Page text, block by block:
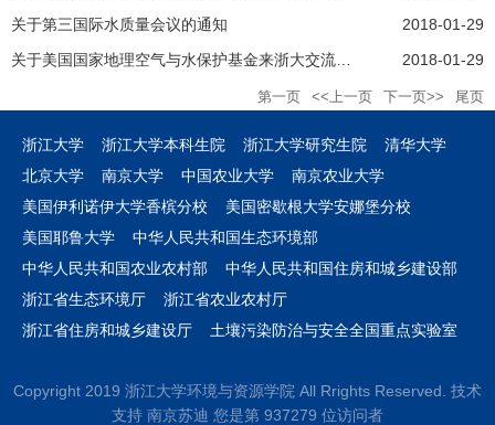
关于第三国际水质量会议的通知
2018-01-29
关于美国国家地理空气与水保护基金来浙大交流的通知
2018-01-29
第一页 <<上一页 下一页>> 尾页
浙江大学 浙江大学本科生院 浙江大学研究生院
清华大学
北京大学
南京大学 中国农业大学
南京农业大学
美国伊利诺伊大学香槟分校
美国密歇根大学安娜堡分校
美国耶鲁大学
中华人民共和国生态环境部
中华人民共和国农业农村部
中华人民共和国住房和城乡建设部
浙江省生态环境厅
浙江省农业农村厅
浙江省住房和城乡建设厅
土壤污染防治与安全全国重点实验室
Copyright 2019 浙江大学环境与资源学院 All Rrights Reserved. 技术
支持 南京苏迪 您是第 937279 位访问者